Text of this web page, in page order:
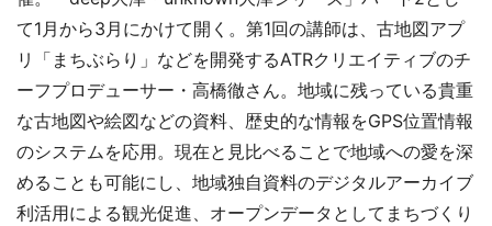
て1月から3月にかけて開く。第1回の講師は、古地図アプ
リ「まちぶらり」などを開発するATRクリエイティブのチ
ーフプロデューサー・高橋徹さん。地域に残っている貴重
な古地図や絵図などの資料、歴史的な情報をGPS位置情報
のシステムを応用。現在と見比べることで地域への愛を深
めることも可能にし、地域独自資料のデジタルアーカイブ
利活用による観光促進、オープンデータとしてまちづくり